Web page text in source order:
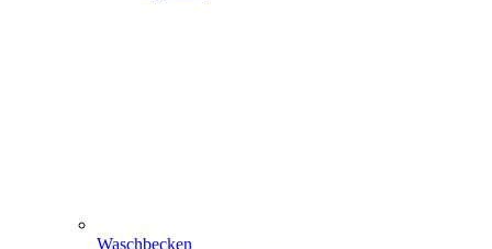
Waschbecken